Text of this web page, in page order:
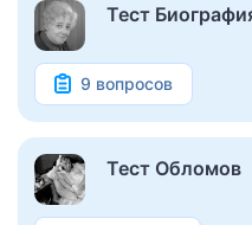
Тест
9 вопросов
Тест Обломов